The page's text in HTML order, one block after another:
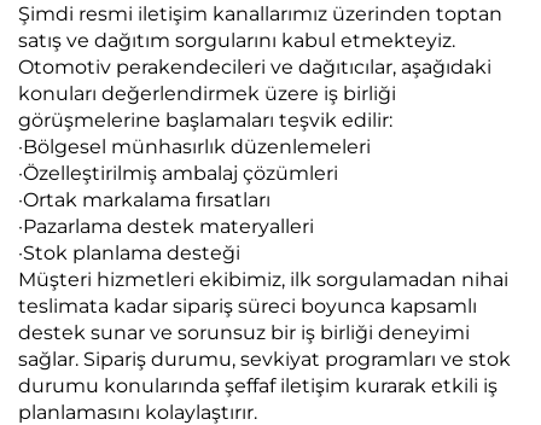
Şimdi resmi iletişim kanallarımız üzerinden toptan
satış ve dağıtım sorgularını kabul etmekteyiz.
Otomotiv perakendecileri ve dağıtıcılar, aşağıdaki
konuları değerlendirmek üzere iş birliği
görüşmelerine başlamaları teşvik edilir:
·Bölgesel münhasırlık düzenlemeleri
·Özelleştirilmiş ambalaj çözümleri
·Ortak markalama fırsatları
·Pazarlama destek materyalleri
·Stok planlama desteği
Müşteri hizmetleri ekibimiz, ilk sorgulamadan nihai
teslimata kadar sipariş süreci boyunca kapsamlı
destek sunar ve sorunsuz bir iş birliği deneyimi
sağlar. Sipariş durumu, sevkiyat programları ve stok
durumu konularında şeffaf iletişim kurarak etkili iş
planlamasını kolaylaştırır.